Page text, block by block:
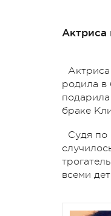
Актриса
родила в
браке
Судя по
всеми